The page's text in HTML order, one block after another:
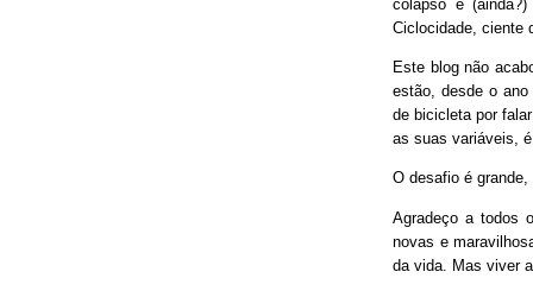
colapso e
Ciclocidade, ciente
Este blog não
estão, desde o ano
de bicicleta por
as suas variáveis,
O desafio é
Agradeço a todos
novas e
da vida. Mas viver